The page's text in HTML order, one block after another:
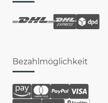
Bezahlmöglichkeit